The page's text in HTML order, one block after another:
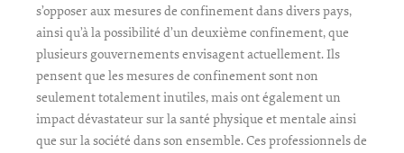
s’opposer aux mesures de confinement dans divers pays,
ainsi qu’à la possibilité d’un deuxième confinement, que
plusieurs gouvernements envisagent actuellement. Ils
pensent que les mesures de confinement sont non
seulement totalement inutiles, mais ont également un
impact dévastateur sur la santé physique et mentale ainsi
que sur la société dans son ensemble. Ces professionnels de